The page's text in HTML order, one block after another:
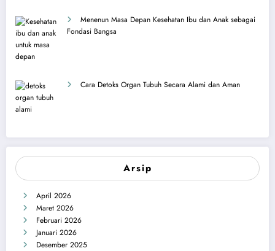
Menenun Masa Depan Kesehatan Ibu dan Anak sebagai
Fondasi Bangsa
Cara Detoks Organ Tubuh Secara Alami dan Aman
Arsip
April 2026
Maret 2026
Februari 2026
Januari 2026
Desember 2025